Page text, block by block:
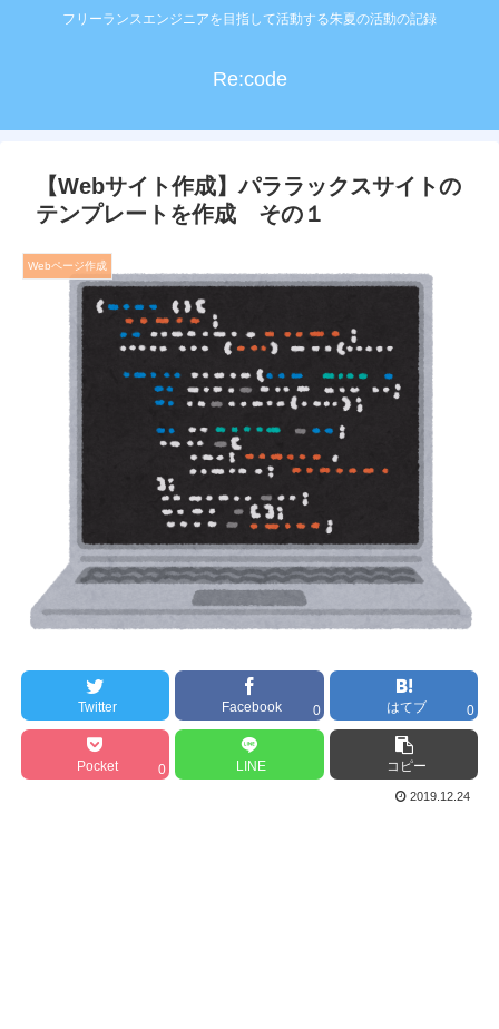
フリーランスエンジニアを目指して活動する朱夏の活動の記録
Re:code
【Webサイト作成】パララックスサイトの
テンプレートを作成 その１
Webページ作成
Twitter Facebook 0 はてブ 0
Pocket 0 LINE コピー
2019.12.24